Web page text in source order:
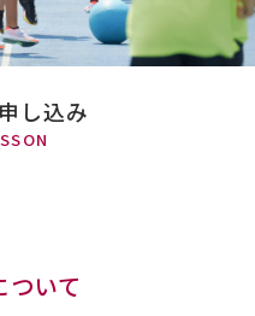
し込み
いて